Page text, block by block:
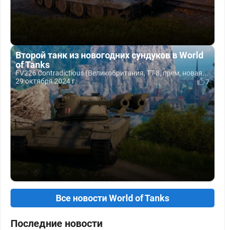
Второй танк из новогодних сундуков в World
of Tanks
FV226 Contradictious (Великобритания, ТТ-8, прем, новая...
29 октября 2024 г.
7
Все новости World of Tanks
Последние новости